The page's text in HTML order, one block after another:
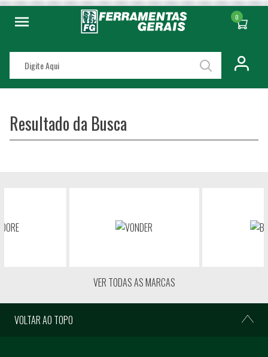
0
Resultado da Busca
VER TODAS AS MARCAS
VOLTAR AO TOPO